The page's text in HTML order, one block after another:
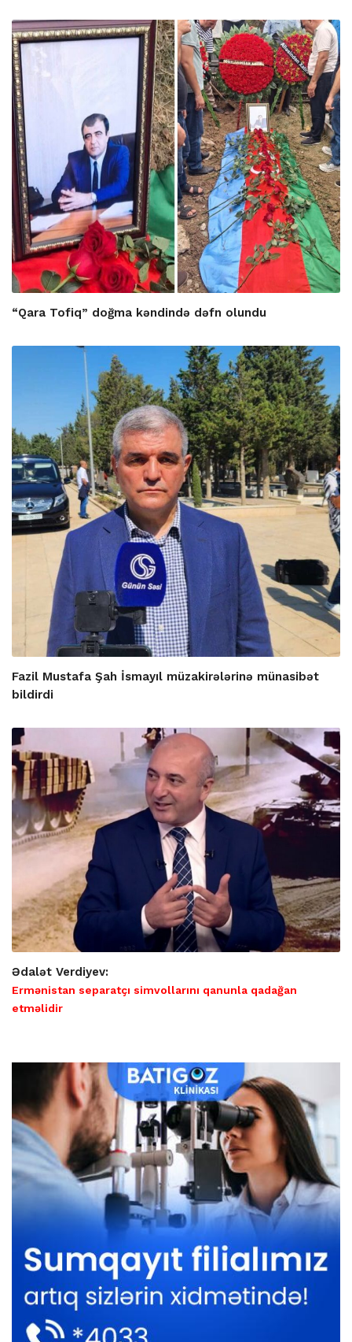
“Qara Tofiq” doğma kəndində dəfn olundu
Fazil Mustafa Şah İsmayıl müzakirələrinə münasibət
bildirdi
Ədalət Verdiyev:
Ermənistan separatçı simvollarını qanunla qadağan
etməlidir